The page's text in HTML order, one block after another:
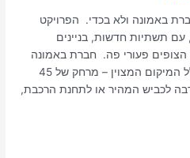
באמונה ולא בכדי. הפרויקט
עם תשתיות חדשות, בניינים
הצופים פעורי פה. חברת באמונה
בחרה בפנינת הנדל"ן הזו גם בגלל המיקום המצוין – מרחק של 45
לכביש המהיר או לתחנת הרכבת,